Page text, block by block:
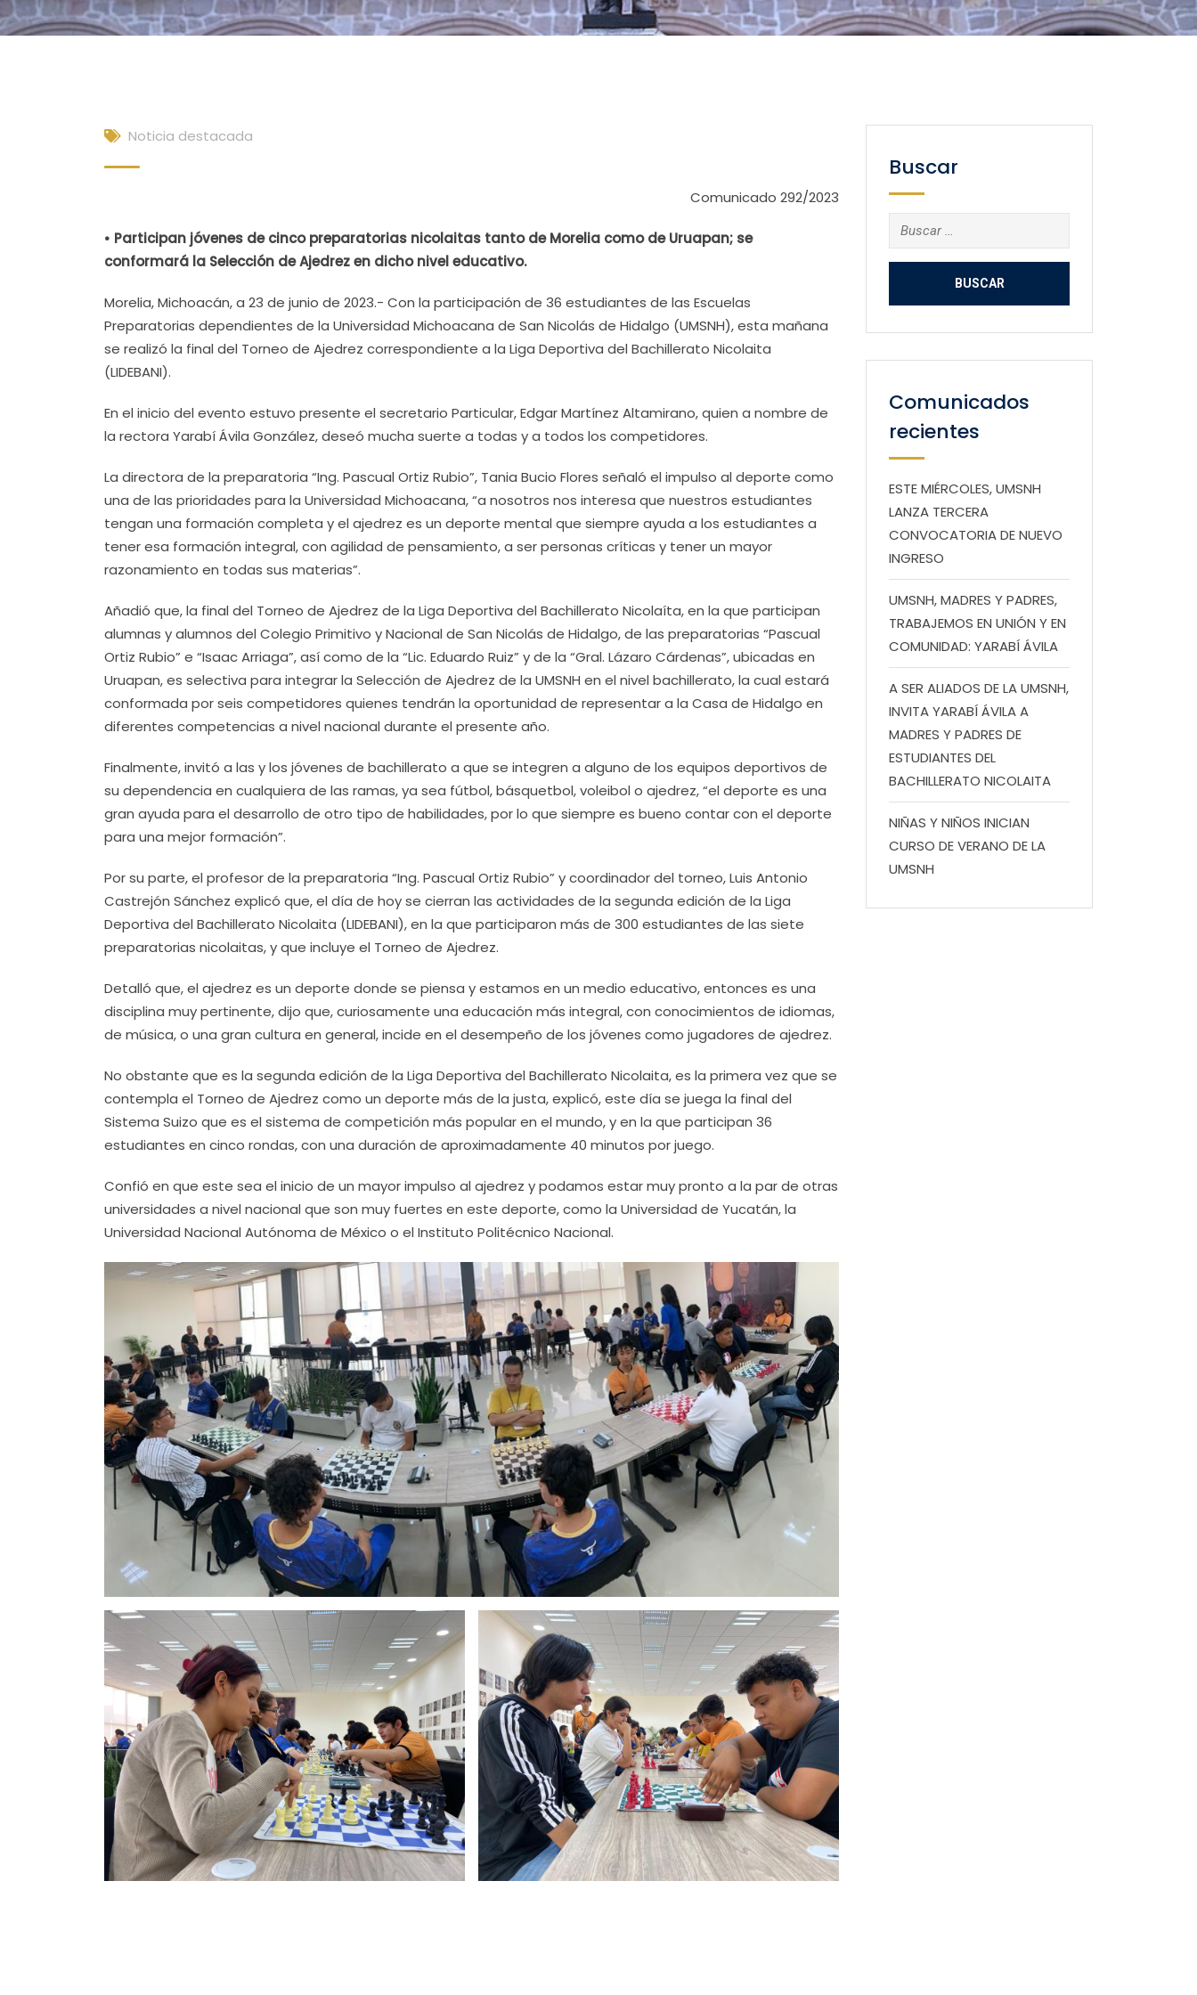
Noticia destacada
Comunicado 292/2023
• Participan jóvenes de cinco preparatorias nicolaitas tanto de Morelia como de Uruapan; se
conformará la Selección de Ajedrez en dicho nivel educativo.
Morelia, Michoacán, a 23 de junio de 2023.- Con la participación de 36 estudiantes de las Escuelas
Preparatorias dependientes de la Universidad Michoacana de San Nicolás de Hidalgo (UMSNH), esta mañana
se realizó la final del Torneo de Ajedrez correspondiente a la Liga Deportiva del Bachillerato Nicolaita
(LIDEBANI).
En el inicio del evento estuvo presente el secretario Particular, Edgar Martínez Altamirano, quien a nombre de
la rectora Yarabí Ávila González, deseó mucha suerte a todas y a todos los competidores.
La directora de la preparatoria “Ing. Pascual Ortiz Rubio”, Tania Bucio Flores señaló el impulso al deporte como
una de las prioridades para la Universidad Michoacana, “a nosotros nos interesa que nuestros estudiantes
tengan una formación completa y el ajedrez es un deporte mental que siempre ayuda a los estudiantes a
tener esa formación integral, con agilidad de pensamiento, a ser personas críticas y tener un mayor
razonamiento en todas sus materias”.
Añadió que, la final del Torneo de Ajedrez de la Liga Deportiva del Bachillerato Nicolaíta, en la que participan
alumnas y alumnos del Colegio Primitivo y Nacional de San Nicolás de Hidalgo, de las preparatorias “Pascual
Ortiz Rubio” e “Isaac Arriaga”, así como de la “Lic. Eduardo Ruiz” y de la “Gral. Lázaro Cárdenas”, ubicadas en
Uruapan, es selectiva para integrar la Selección de Ajedrez de la UMSNH en el nivel bachillerato, la cual estará
conformada por seis competidores quienes tendrán la oportunidad de representar a la Casa de Hidalgo en
diferentes competencias a nivel nacional durante el presente año.
Finalmente, invitó a las y los jóvenes de bachillerato a que se integren a alguno de los equipos deportivos de
su dependencia en cualquiera de las ramas, ya sea fútbol, básquetbol, voleibol o ajedrez, “el deporte es una
gran ayuda para el desarrollo de otro tipo de habilidades, por lo que siempre es bueno contar con el deporte
para una mejor formación”.
Por su parte, el profesor de la preparatoria “Ing. Pascual Ortiz Rubio” y coordinador del torneo, Luis Antonio
Castrejón Sánchez explicó que, el día de hoy se cierran las actividades de la segunda edición de la Liga
Deportiva del Bachillerato Nicolaita (LIDEBANI), en la que participaron más de 300 estudiantes de las siete
preparatorias nicolaitas, y que incluye el Torneo de Ajedrez.
Detalló que, el ajedrez es un deporte donde se piensa y estamos en un medio educativo, entonces es una
disciplina muy pertinente, dijo que, curiosamente una educación más integral, con conocimientos de idiomas,
de música, o una gran cultura en general, incide en el desempeño de los jóvenes como jugadores de ajedrez.
No obstante que es la segunda edición de la Liga Deportiva del Bachillerato Nicolaita, es la primera vez que se
contempla el Torneo de Ajedrez como un deporte más de la justa, explicó, este día se juega la final del
Sistema Suizo que es el sistema de competición más popular en el mundo, y en la que participan 36
estudiantes en cinco rondas, con una duración de aproximadamente 40 minutos por juego.
Confió en que este sea el inicio de un mayor impulso al ajedrez y podamos estar muy pronto a la par de otras
universidades a nivel nacional que son muy fuertes en este deporte, como la Universidad de Yucatán, la
Universidad Nacional Autónoma de México o el Instituto Politécnico Nacional.
Buscar
Buscar:
Comunicados
recientes
ESTE MIÉRCOLES, UMSNH
LANZA TERCERA
CONVOCATORIA DE NUEVO
INGRESO
UMSNH, MADRES Y PADRES,
TRABAJEMOS EN UNIÓN Y EN
COMUNIDAD: YARABÍ ÁVILA
A SER ALIADOS DE LA UMSNH,
INVITA YARABÍ ÁVILA A
MADRES Y PADRES DE
ESTUDIANTES DEL
BACHILLERATO NICOLAITA
NIÑAS Y NIÑOS INICIAN
CURSO DE VERANO DE LA
UMSNH